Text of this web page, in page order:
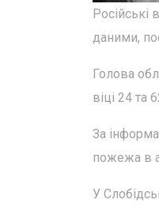
Російські
даними,
Голова
віці 24 та
За
пожежа в
У